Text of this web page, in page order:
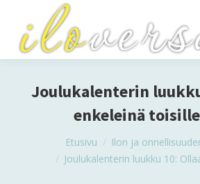
Joulukalenterin
enkeleinä
You are here:
Etusivu
Ilon ja
Joulukalenterin luukku 10: